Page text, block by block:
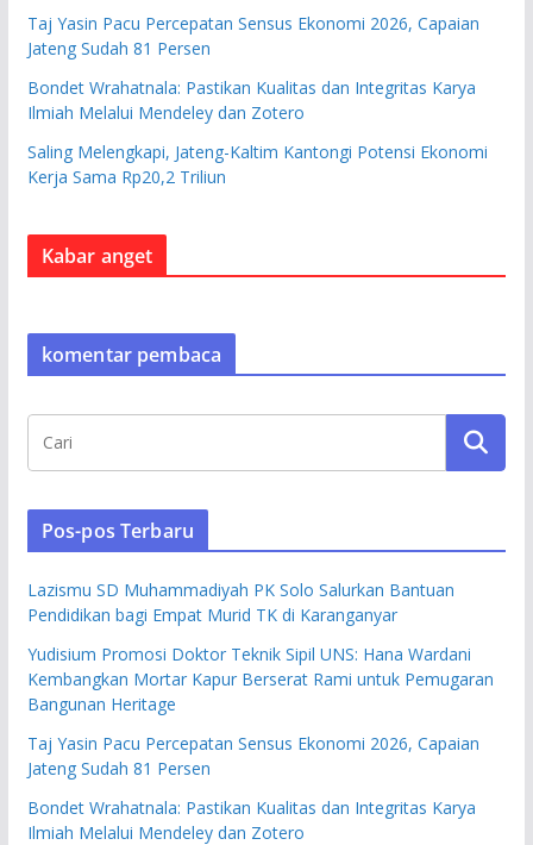
Taj Yasin Pacu Percepatan Sensus Ekonomi 2026, Capaian
Jateng Sudah 81 Persen
Bondet Wrahatnala: Pastikan Kualitas dan Integritas Karya
Ilmiah Melalui Mendeley dan Zotero
Saling Melengkapi, Jateng-Kaltim Kantongi Potensi Ekonomi
Kerja Sama Rp20,2 Triliun
Kabar anget
komentar pembaca
Pos-pos Terbaru
Lazismu SD Muhammadiyah PK Solo Salurkan Bantuan
Pendidikan bagi Empat Murid TK di Karanganyar
Yudisium Promosi Doktor Teknik Sipil UNS: Hana Wardani
Kembangkan Mortar Kapur Berserat Rami untuk Pemugaran
Bangunan Heritage
Taj Yasin Pacu Percepatan Sensus Ekonomi 2026, Capaian
Jateng Sudah 81 Persen
Bondet Wrahatnala: Pastikan Kualitas dan Integritas Karya
Ilmiah Melalui Mendeley dan Zotero